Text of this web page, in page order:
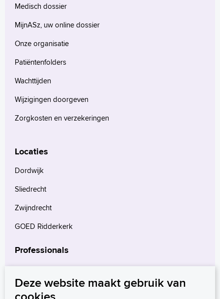
Medisch dossier
MijnASz, uw online dossier
Onze organisatie
Patiëntenfolders
Wachttijden
Wijzigingen doorgeven
Zorgkosten en verzekeringen
Locaties
Dordwijk
Sliedrecht
Zwijndrecht
GOED Ridderkerk
Professionals
Verwijzers
Wetenschappelijk onderzoek
Deze website maakt gebruik van